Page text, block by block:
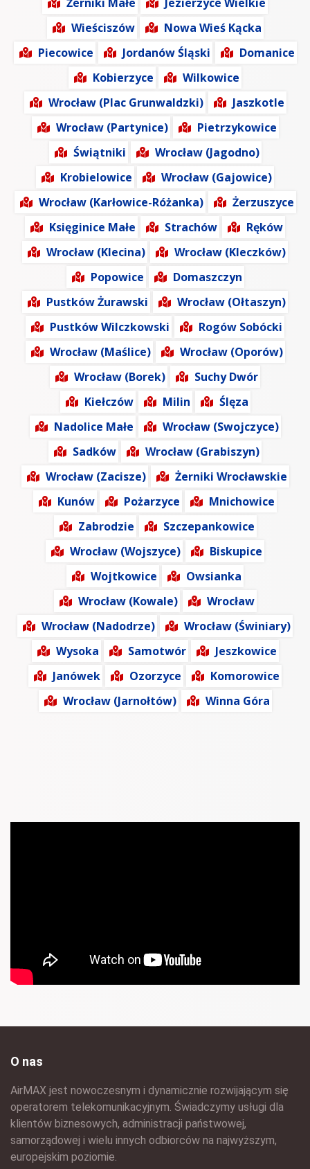
Wieściszów
Nowa Wieś Kącka
Piecowice
Jordanów Śląski
Domanice
Kobierzyce
Wilkowice
Wrocław (Plac Grunwaldzki)
Jaszkotle
Wrocław (Partynice)
Pietrzykowice
Świątniki
Wrocław (Jagodno)
Krobielowice
Wrocław (Gajowice)
Wrocław (Karłowice-Różanka)
Żerzuszyce
Księginice Małe
Strachów
Ręków
Wrocław (Klecina)
Wrocław (Kleczków)
Popowice
Domaszczyn
Pustków Żurawski
Wrocław (Ołtaszyn)
Pustków Wilczkowski
Rogów Sobócki
Wrocław (Maślice)
Wrocław (Oporów)
Wrocław (Borek)
Suchy Dwór
Kiełczów
Milin
Ślęza
Nadolice Małe
Wrocław (Swojczyce)
Sadków
Wrocław (Grabiszyn)
Wrocław (Zacisze)
Żerniki Wrocławskie
Kunów
Pożarzyce
Mnichowice
Zabrodzie
Szczepankowice
Wrocław (Wojszyce)
Biskupice
Wojtkowice
Owsianka
Wrocław (Kowale)
Wrocław
Wrocław (Nadodrze)
Wrocław (Świniary)
Wysoka
Samotwór
Jeszkowice
Janówek
Ozorzyce
Komorowice
Wrocław (Jarnołtów)
Winna Góra
O nas
AirMAX jest nowoczesnym i dynamicznie rozwijającym się
operatorem telekomunikacyjnym. Świadczymy usługi dla
klientów biznesowych, administracji państwowej,
samorządowej i wielu innych odbiorców na najwyższym,
europejskim poziomie.